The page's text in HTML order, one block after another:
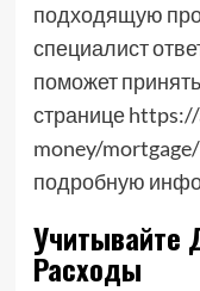
подходящую
специалист
поможет
странице
money/
подробную
Учитывайте
Расходы